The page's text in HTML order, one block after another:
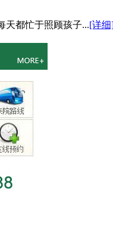
天都忙于照顾孩子...[详